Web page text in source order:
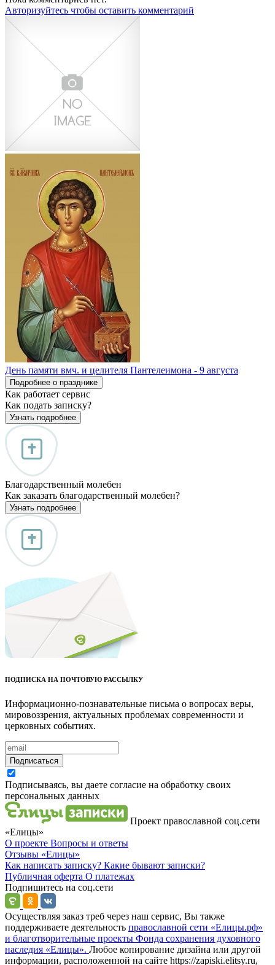
Авторизуйтесь чтобы оставить комментарий
День памяти вмч. и целителя Пантелеимона - 9 августа
Подробнее о празднике
Как работает сервис
Как подать записку?
Узнать подробнее
Благодарственный молебен
Как заказать благодарственный молебен?
Узнать подробнее
ПОДПИСКА НА ПОЧТОВУЮ РАССЫЛКУ
Информационно-познавательные письма о вопросах веры,
мировоззрения, актуальных проблемах современности и
церковных событиях.
Подписаться
Подписываясь, вы даете согласие на обработку своих
персональных данных
Проект православной соц.сети
«Елицы»
О проекте Вопросы и ответы
Отзывы «Елицы»
Как написать записку? Какие бывают записки?
Публичная оферта О платежах
Подпишитесь на соц.сети
Осуществляя заказ треб через наш сервис, Вы также
поддерживаете деятельность православной сети «Елицы.рф»
и благотворительные проекты Фонда сохранения духовного
наследия «Елицы». Любое копирование дизайна или другой
информации, расположенной на сайте https://zapiski.elitsy.ru,